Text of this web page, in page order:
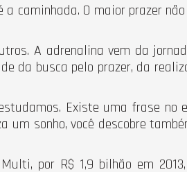
caminhada. O maior prazer
A adrenalina vem da
da busca pelo prazer, da
Existe uma frase no
um sonho, você descobre
por R$ 1,9 bilhão em